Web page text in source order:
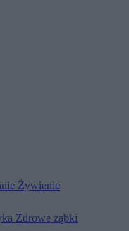
Żywienie
Zdrowe ząbki